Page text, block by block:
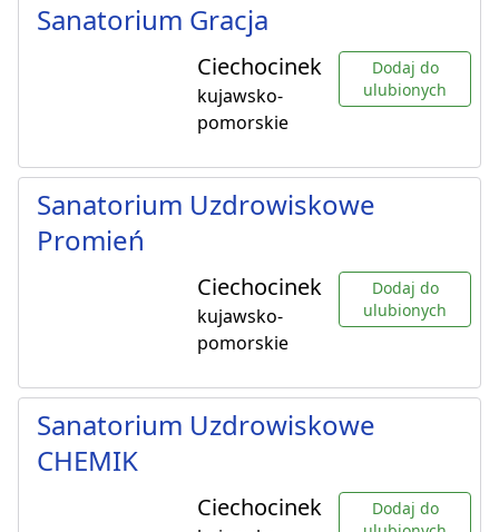
Sanatorium Gracja
Ciechocinek
kujawsko-
pomorskie
Dodaj do
ulubionych
Sanatorium Uzdrowiskowe
Promień
Ciechocinek
kujawsko-
pomorskie
Dodaj do
ulubionych
Sanatorium Uzdrowiskowe
CHEMIK
Ciechocinek
Dodaj do